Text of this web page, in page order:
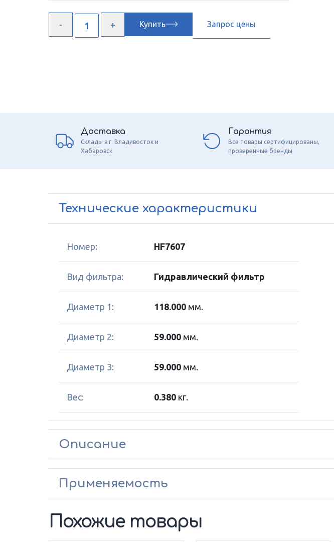
Купить Запрос цены
Доставка
Склады в г. Владивосток и
Хабаровск
Гарантия
Все товары сертифицированы,
проверенные бренды
Технические характеристики
Номер: HF7607
Вид фильтра: Гидравлический фильтр
Диаметр 1: 118.000 мм.
Диаметр 2: 59.000 мм.
Диаметр 3: 59.000 мм.
Вес: 0.380 кг.
Описание
Применяемость
Похожие товары